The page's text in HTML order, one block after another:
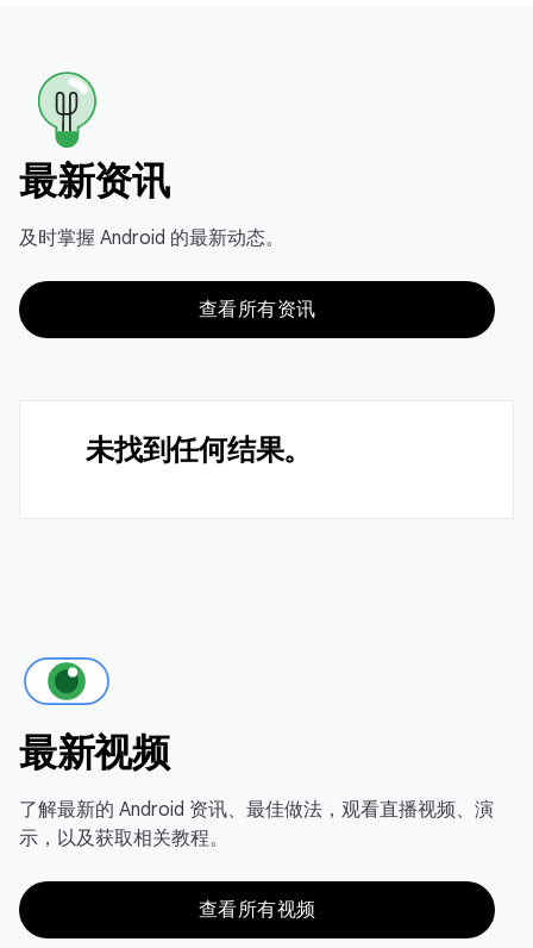
最新资讯
及时掌握 Android 的最新动态。
查看所有资讯
未找到任何结果。
最新视频
了解最新的 Android 资讯、最佳做法，观看直播视频、演
示，以及获取相关教程。
查看所有视频